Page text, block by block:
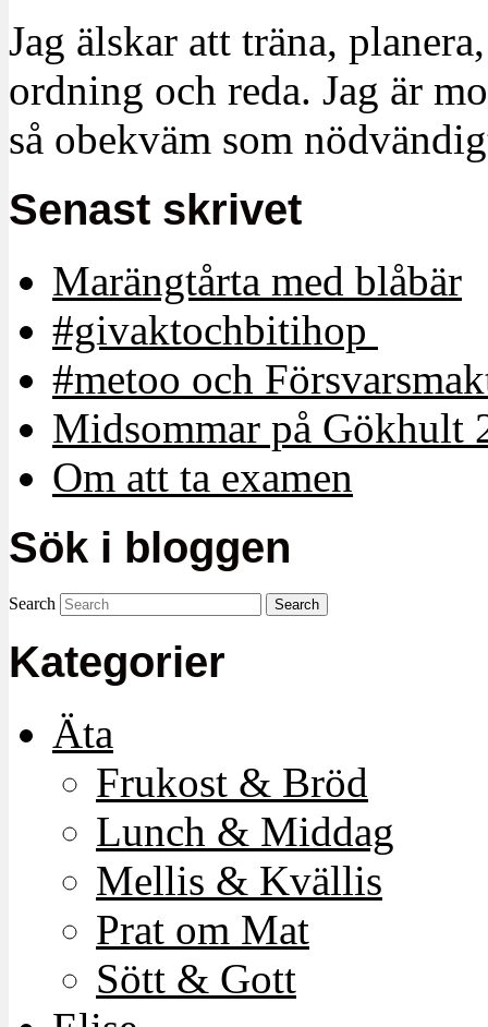
Jag älskar att träna,
ordning och reda. Jag är
så obekväm som
Senast skrivet
Marängtårta med blåbär
#givaktochbitihop
#metoo och
Midsommar på Gökhult
Om att ta examen
Sök i bloggen
Search
Kategorier
Äta
Frukost & Bröd
Lunch & Middag
Mellis & Kvällis
Prat om Mat
Sött & Gott